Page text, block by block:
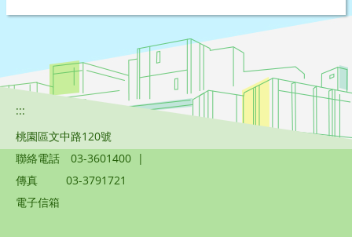
:::
桃園區文中路120號
聯絡電話
03-3601400 |
傳真
03-3791721
電子信箱